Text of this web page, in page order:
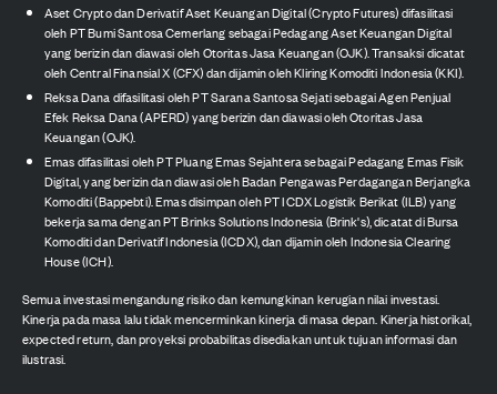
Aset Crypto dan Derivatif Aset Keuangan Digital (Crypto Futures) difasilitasi
oleh PT Bumi Santosa Cemerlang sebagai Pedagang Aset Keuangan Digital
yang berizin dan diawasi oleh Otoritas Jasa Keuangan (OJK). Transaksi dicatat
oleh Central Finansial X (CFX) dan dijamin oleh Kliring Komoditi Indonesia (KKI).
Reksa Dana difasilitasi oleh PT Sarana Santosa Sejati sebagai Agen Penjual
Efek Reksa Dana (APERD) yang berizin dan diawasi oleh Otoritas Jasa
Keuangan (OJK).
Emas difasilitasi oleh PT Pluang Emas Sejahtera sebagai Pedagang Emas Fisik
Digital, yang berizin dan diawasi oleh Badan Pengawas Perdagangan Berjangka
Komoditi (Bappebti). Emas disimpan oleh PT ICDX Logistik Berikat (ILB) yang
bekerja sama dengan PT Brinks Solutions Indonesia (Brink's), dicatat di Bursa
Komoditi dan Derivatif Indonesia (ICDX), dan dijamin oleh Indonesia Clearing
House (ICH).
Semua investasi mengandung risiko dan kemungkinan kerugian nilai investasi.
Kinerja pada masa lalu tidak mencerminkan kinerja di masa depan. Kinerja historikal,
expected return, dan proyeksi probabilitas disediakan untuk tujuan informasi dan
ilustrasi.